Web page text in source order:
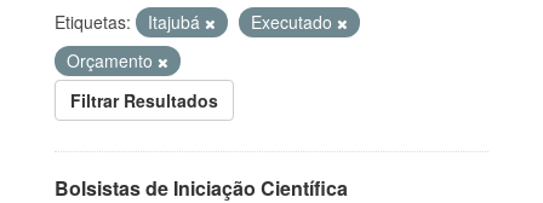
Etiquetas:
Itajubá
Executado
Orçamento
Filtrar Resultados
Bolsistas de Iniciação Científica